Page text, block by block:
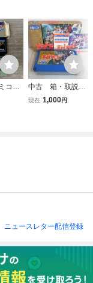
コン
付 動
中古 箱・取説
付 真田十勇士 フ
現在 1,000円
ニュースレター配信登録